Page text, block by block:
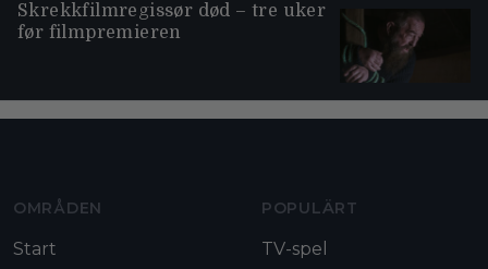
Skrekkfilmregissør død – tre uker
før filmpremieren
OMRÅDEN
Start
POPULÄRT
TV-spel